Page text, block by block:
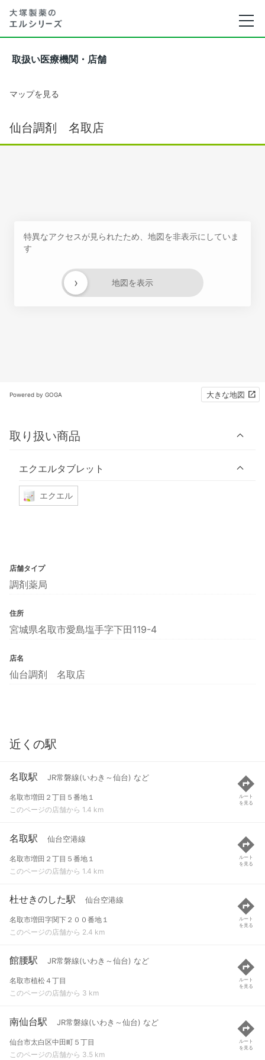
取扱い医療機関・店舗
マップを見る
仙台調剤 名取店
特異なアクセスが見られたため、地図を非表示にしていま
す
地図を表示
›
Powered by GOGA 大きな地図
取り扱い商品
エクエルタブレット
エクエル
店舗タイプ
調剤薬局
住所
宮城県名取市愛島塩手字下田119-4
店名
仙台調剤 名取店
近くの駅
名取駅 JR常磐線(いわき～仙台) など
名取市増田２丁目５番地１
このページの店舗から 1.4 km
ルート
を見る
名取駅 仙台空港線
名取市増田２丁目５番地１
このページの店舗から 1.4 km
ルート
を見る
杜せきのした駅 仙台空港線
名取市増田字関下２００番地１
このページの店舗から 2.4 km
ルート
を見る
館腰駅 JR常磐線(いわき～仙台) など
名取市植松４丁目
このページの店舗から 3 km
ルート
を見る
南仙台駅 JR常磐線(いわき～仙台) など
仙台市太白区中田町５丁目
このページの店舗から 3.5 km
ルート
を見る